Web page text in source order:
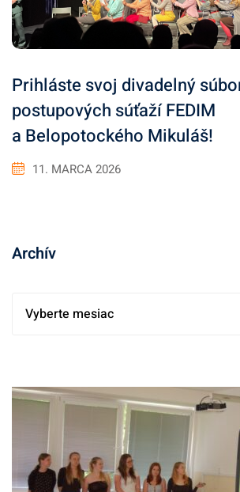
Prihláste svoj divadelný
postupových súťaží FEDIM
a Belopotockého Mikuláš!
11. MARCA 2026
Archív
í
v